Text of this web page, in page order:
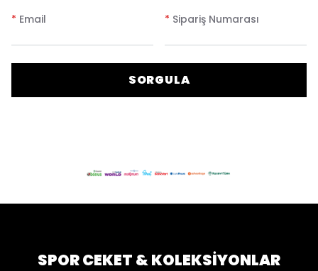
* Email * Sipariş Numarası
SORGULA
SPOR CEKET & KOLEKSİYONLAR